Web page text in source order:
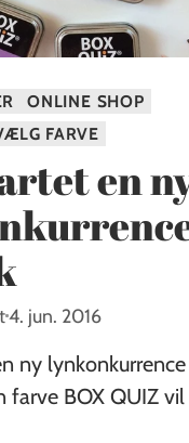
ONLINE SHOP
FARVE
en
4. jun. 2016
ny
farve BOX QUIZ